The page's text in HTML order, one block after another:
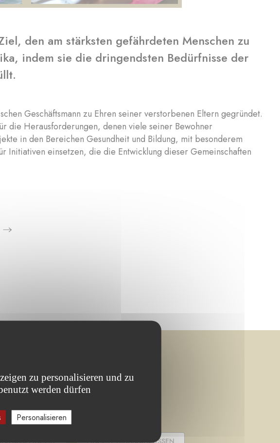
den am stärksten gefährdeten Menschen zu
indem sie die dringendsten Bedürfnisse der
Geschäftsmann zu Ehren seiner verstorbenen Eltern gegründet.
die Herausforderungen, denen viele seiner Bewohner
in den Bereichen Gesundheit und Bildung, mit besonderem
Initiativen einsetzen, die die Entwicklung dieser Gemeinschaften
PROJEKT PROJEKT ABGESCHLOSSEN
zu personalisieren und zu
werden dürfen
Personalisieren